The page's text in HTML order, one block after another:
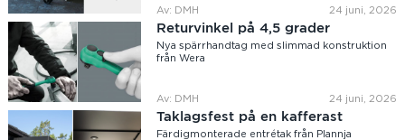
Av: DMH 24 juni, 2026
Returvinkel på 4,5 grader
Nya spärrhandtag med slimmad konstruktion
från Wera
Av: DMH 24 juni, 2026
Taklagsfest på en kafferast
Färdigmonterade entrétak från Plannja